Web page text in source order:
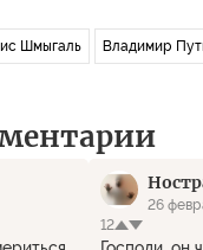
Шмыгаль Владимир
26
12